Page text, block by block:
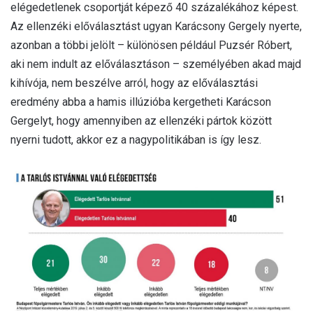
elégedetlenek csoportját képező 40 százalékához képest.
Az ellenzéki előválasztást ugyan Karácsony Gergely nyerte,
azonban a többi jelölt – különösen például Puzsér Róbert,
aki nem indult az előválasztáson – személyében akad majd
kihívója, nem beszélve arról, hogy az előválasztási
eredmény abba a hamis illúzióba kergetheti Karácson
Gergelyt, hogy amennyiben az ellenzéki pártok között
nyerni tudott, akkor ez a nagypolitikában is így lesz.